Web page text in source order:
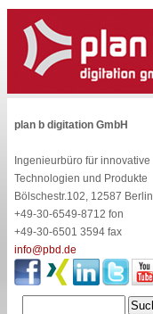
plan b digitation GmbH
Ingenieurbüro für innovative
Technologien und Produkte
Bölschestr.102, 12587 Berlin
+49-30-6549-8712 fon
+49-30-6501 3594 fax
info@pbd.de